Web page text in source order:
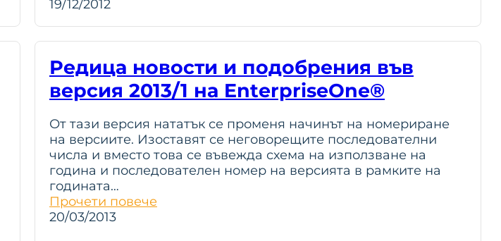
19/12/2012
Редица новости и подобрения във
версия 2013/1 на EnterpriseOne®
От тази версия нататък се променя начинът на номериране
на версиите. Изоставят се неговорeщите последователни
числа и вместо това се въвежда схема на използване на
година и последователен номер на версията в рамките на
годината…
Прочети повече
20/03/2013